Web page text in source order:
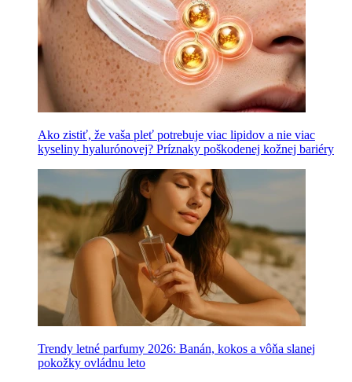
Ako zistiť, že vaša pleť potrebuje viac lipidov a nie viac
kyseliny hyalurónovej? Príznaky poškodenej kožnej bariéry
Trendy letné parfumy 2026: Banán, kokos a vôňa slanej
pokožky ovládnu leto